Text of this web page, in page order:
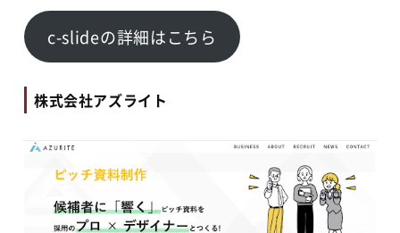
c-slideの詳細はこちら
株式会社アズライト